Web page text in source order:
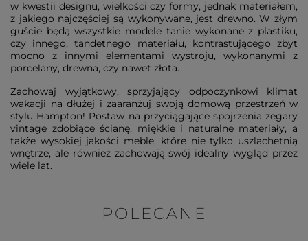
w kwestii designu, wielkości czy formy, jednak materiałem,
z jakiego najczęściej są wykonywane, jest drewno. W złym
guście będą wszystkie modele tanie wykonane z plastiku,
czy innego, tandetnego materiału, kontrastującego zbyt
mocno z innymi elementami wystroju, wykonanymi z
porcelany, drewna, czy nawet złota.
Zachowaj wyjątkowy, sprzyjający odpoczynkowi klimat
wakacji na dłużej i zaaranżuj swoją domową przestrzeń w
stylu Hampton! Postaw na przyciągające spojrzenia zegary
vintage zdobiące ścianę, miękkie i naturalne materiały, a
także wysokiej jakości meble, które nie tylko uszlachetnią
wnętrze, ale również zachowają swój idealny wygląd przez
wiele lat.
POLECANE